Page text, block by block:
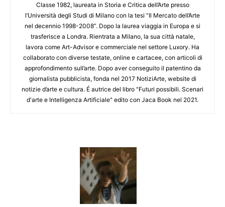
Classe 1982, laureata in Storia e Critica dell’Arte presso
l’Università degli Studi di Milano con la tesi “Il Mercato dell’Arte
nel decennio 1998-2008”. Dopo la laurea viaggia in Europa e si
trasferisce a Londra. Rientrata a Milano, la sua città natale,
lavora come Art-Advisor e commerciale nel settore Luxory. Ha
collaborato con diverse testate, online e cartacee, con articoli di
approfondimento sull’arte. Dopo aver conseguito il patentino da
giornalista pubblicista, fonda nel 2017 NotiziArte, website di
notizie d’arte e cultura. É autrice del libro "Futuri possibili. Scenari
d'arte e Intelligenza Artificiale" edito con Jaca Book nel 2021.